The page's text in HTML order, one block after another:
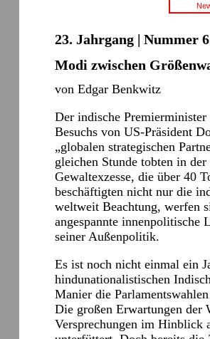
23. Jahrgang | Nummer
Modi zwischen
von Edgar Benkwitz
Der indische
Besuchs von US-Präsident
„globalen strategischen
gleichen Stunde tobten in
Gewaltexzesse, die über 40
beschäftigten nicht nur die
weltweit Beachtung, werfen
angespannte innenpolitische
seiner Außenpolitik.
Es ist noch nicht einmal ein
hindunationalistischen
Manier die
Die großen Erwartungen
Versprechungen im Hinblick